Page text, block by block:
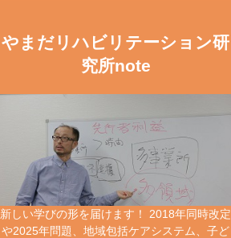
やまだリハビリテーション研
究所note
新しい学びの形を届けます！ 2018年同時改定
や2025年問題、地域包括ケアシステム、子ど